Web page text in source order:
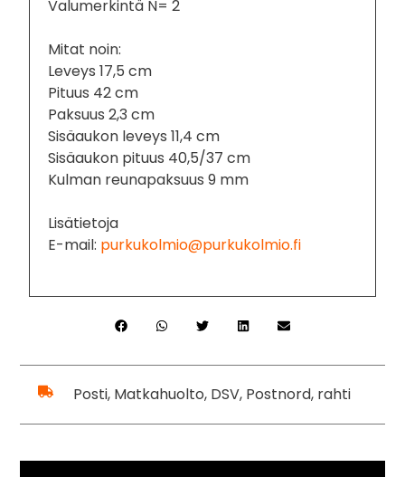
Valumerkintä N= 2
Mitat noin:
Leveys 17,5 cm
Pituus 42 cm
Paksuus 2,3 cm
Sisäaukon leveys 11,4 cm
Sisäaukon pituus 40,5/37 cm
Kulman reunapaksuus 9 mm
Lisätietoja
E-mail: purkukolmio@purkukolmio.fi
Posti, Matkahuolto, DSV, Postnord, rahti